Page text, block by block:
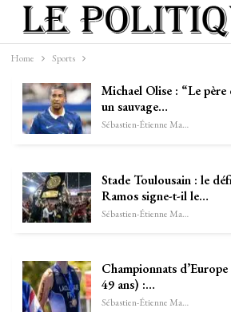
Home Sports
Michael Olise : “Le père
un sauvage…
Sébastien-Étienne Marechal
Stade Toulousain : le
Ramos signe-t-il le…
Sébastien-Étienne Marechal
Championnats
49 ans) :…
Sébastien-Étienne Marechal